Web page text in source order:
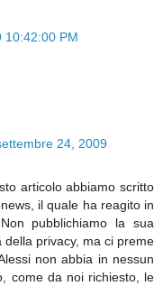
10:42:00 PM
24, 2009
articolo abbiamo scritto
il quale ha reagito in
pubblichiamo la sua
privacy, ma ci preme
non abbia in nessun
come da noi richiesto, le